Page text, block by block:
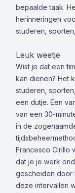
bepaalde taak.
herinneringen
studeren,
Leuk weetje
Wist je dat een
kan dienen? Het
studeren,
een dutje. Een
van een 30-
in de
Francesco Cirillo
dat je je werk
gescheiden door
deze intervallen